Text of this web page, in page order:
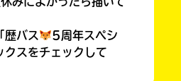
歴バス
5周年スペシ
クスをチェックして